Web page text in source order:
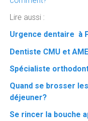
Lire aussi :
Urgence dentaire à
Dentiste CMU et
Spécialiste
Quand se brosser
déjeuner?
Se rincer la bouche